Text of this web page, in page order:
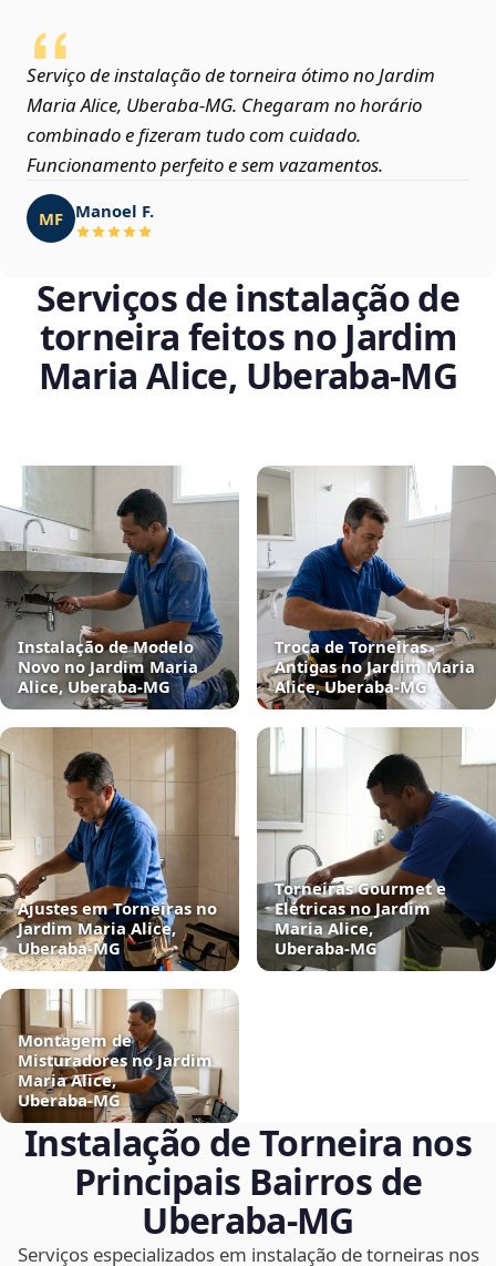
Serviço de instalação de torneira ótimo no Jardim
Maria Alice, Uberaba‑MG. Chegaram no horário
combinado e fizeram tudo com cuidado.
Funcionamento perfeito e sem vazamentos.
MF Manoel F.
Serviços de instalação de
torneira feitos no Jardim
Maria Alice, Uberaba‑MG
Instalação de Modelo
Novo no Jardim Maria
Alice, Uberaba‑MG
Troca de Torneiras
Antigas no Jardim Maria
Alice, Uberaba‑MG
Ajustes em Torneiras no
Jardim Maria Alice,
Uberaba‑MG
Torneiras Gourmet e
Elétricas no Jardim
Maria Alice,
Uberaba‑MG
Montagem de
Misturadores no Jardim
Maria Alice,
Uberaba‑MG
Instalação de Torneira nos
Principais Bairros de
Uberaba‑MG
Serviços especializados em instalação de torneiras nos